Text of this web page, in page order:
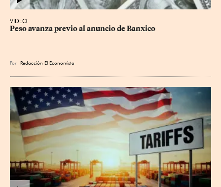
VIDEO
Peso avanza previo al anuncio de Banxico
Por Redacción El Economista